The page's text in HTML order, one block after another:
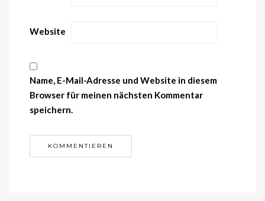
Website
Name, E-Mail-Adresse und Website in diesem
Browser für meinen nächsten Kommentar
speichern.